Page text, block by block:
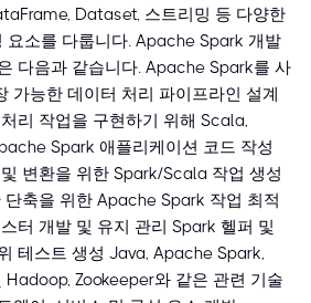
Dataset, 스트리밍 등 다양한
요소를 다룹니다. Apache Spark 개발
다음과 같습니다. Apache Spark를 사
가능한 데이터 처리 파이프라인 설계
리 작업을 구현하기 위해 Scala,
Spark 애플리케이션 코드 작성
변환을 위한 Spark/Scala 작업 생성
단축을 위한 Apache Spark 작업 최적
터 개발 및 유지 관리 Spark 헬퍼 및
테스트 생성 Java, Apache Spark,
Hadoop, Zookeeper와 같은 관련 기술